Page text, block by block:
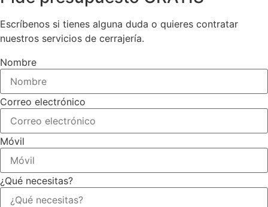
Escríbenos si tienes alguna duda o quieres contratar
nuestros servicios de cerrajería.
Nombre
Correo electrónico
Móvil
¿Qué necesitas?